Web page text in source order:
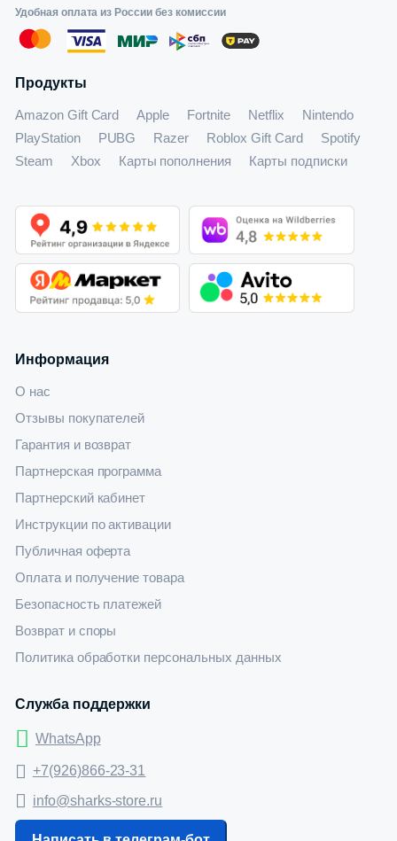
Удобная оплата из России без комиссии
Продукты
Amazon Gift Card Apple Fortnite Netflix
Nintendo
PlayStation
PUBG Razer Roblox Gift Card
Spotify
Steam
Xbox Карты пополнения Карты подписки
Информация
О нас
Отзывы покупателей
Гарантия и возврат
Партнерская программа
Партнерский кабинет
Инструкции по активации
Публичная оферта
Оплата и получение товара
Безопасность платежей
Возврат и споры
Политика обработки персональных данных
Служба поддержки
WhatsApp
+7(926)866-23-31
info@sharks-store.ru